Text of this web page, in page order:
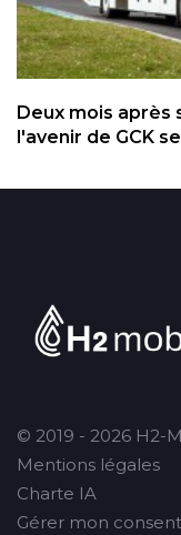
Deux mois après
l'avenir de GCK
© 2019 - 2026 H2-
Mentions légales
Charte IA
Gérer mon